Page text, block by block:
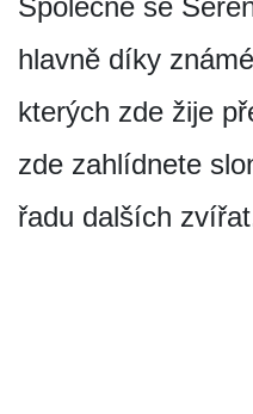
Společně se
hlavně díky
kterých zde žije
zde zahlídnete
řadu dalších